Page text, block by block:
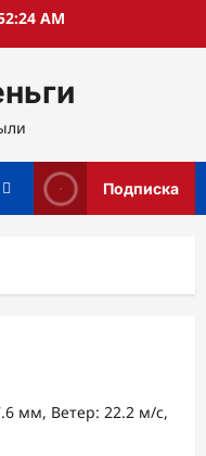
AM
Подписка
мм, Ветер: 22.2 м/с,